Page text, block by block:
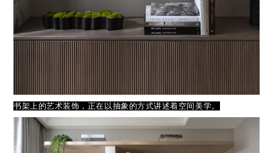
书架上的艺术装饰，正在以抽象的方式讲述着空间美学。